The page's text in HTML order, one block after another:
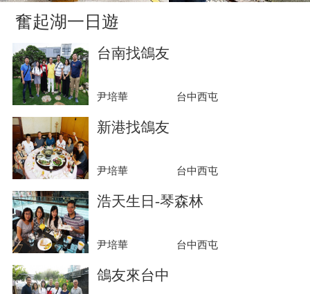
奮起湖一日遊
台南找鴿友
尹培華 台中西屯
新港找鴿友
尹培華 台中西屯
浩天生日-琴森林
尹培華 台中西屯
鴿友來台中